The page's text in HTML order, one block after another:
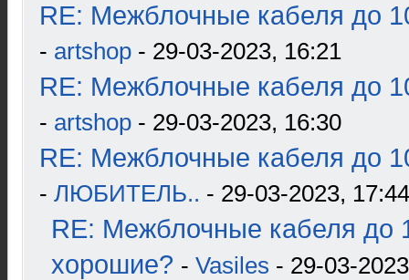
RE: Межблочные кабеля до
- artshop - 29-03-2023, 16:21
RE: Межблочные кабеля до
- artshop - 29-03-2023, 16:30
RE: Межблочные кабеля до
- ЛЮБИТЕЛЬ.. - 29-03-2023, 17:44
RE: Межблочные кабеля до
хорошие? - Vasiles - 29-03-